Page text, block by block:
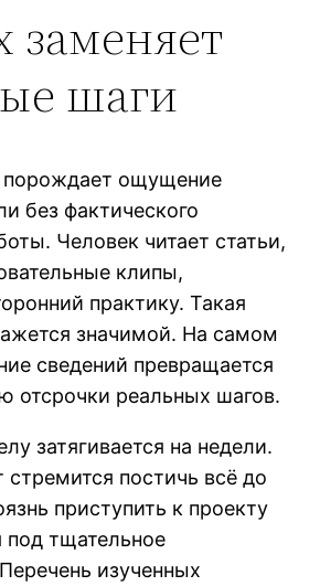
заменяет
шаги
порождает ощущение
без фактического
Человек читает статьи,
клипы,
практику. Такая
значимой. На самом
сведений превращается
отсрочки реальных шагов.
затягивается на недели.
постичь всё до
приступить к проекту
под тщательное
изученных